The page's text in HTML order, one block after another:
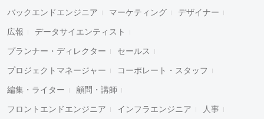
バックエンドエンジニア マーケティング デザイナー
広報 データサイエンティスト
プランナー・ディレクター セールス
プロジェクトマネージャー コーポレート・スタッフ
編集・ライター 顧問・講師
フロントエンドエンジニア インフラエンジニア 人事